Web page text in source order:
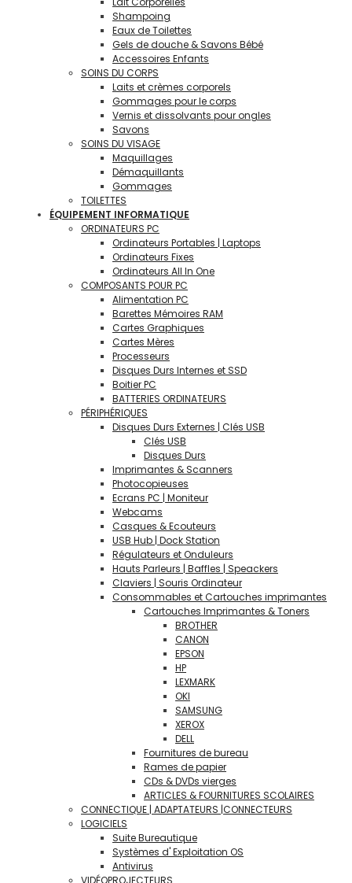
Shampoing
Eaux de Toilettes
Gels de douche & Savons Bébé
Accessoires Enfants
SOINS DU CORPS
Laits et crèmes corporels
Gommages pour le corps
Vernis et dissolvants pour ongles
Savons
SOINS DU VISAGE
Maquillages
Démaquillants
Gommages
TOILETTES
ÉQUIPEMENT INFORMATIQUE
ORDINATEURS PC
Ordinateurs Portables | Laptops
Ordinateurs Fixes
Ordinateurs All In One
COMPOSANTS POUR PC
Alimentation PC
Barettes Mémoires RAM
Cartes Graphiques
Cartes Mères
Processeurs
Disques Durs Internes et SSD
Boitier PC
BATTERIES ORDINATEURS
PÉRIPHÉRIQUES
Disques Durs Externes | Clés USB
Clés USB
Disques Durs
Imprimantes & Scanners
Photocopieuses
Ecrans PC | Moniteur
Webcams
Casques & Ecouteurs
USB Hub | Dock Station
Régulateurs et Onduleurs
Hauts Parleurs | Baffles | Speackers
Claviers | Souris Ordinateur
Consommables et Cartouches imprimantes
Cartouches Imprimantes & Toners
BROTHER
CANON
EPSON
HP
LEXMARK
OKI
SAMSUNG
XEROX
DELL
Fournitures de bureau
Rames de papier
CDs & DVDs vierges
ARTICLES & FOURNITURES SCOLAIRES
CONNECTIQUE | ADAPTATEURS |CONNECTEURS
LOGICIELS
Suite Bureautique
Systèmes d' Exploitation OS
Antivirus
VIDÉOPROJECTEURS